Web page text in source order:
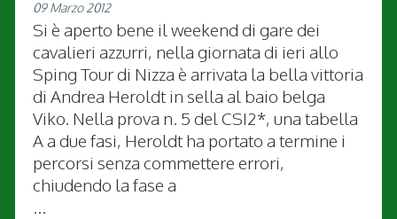
09 Marzo 2012
Si è aperto bene il weekend di gare dei
cavalieri azzurri, nella giornata di ieri allo
Sping Tour di Nizza è arrivata la bella vittoria
di Andrea Heroldt in sella al baio belga
Viko. Nella prova n. 5 del CSI2*, una tabella
A a due fasi, Heroldt ha portato a termine i
percorsi senza commettere errori,
chiudendo la fase a
...